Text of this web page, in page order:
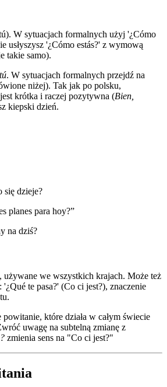
W sytuacjach formalnych użyj '¿Cómo
usłyszysz '¿Cómo estás?' z wymową
takie samo).
tú. W sytuacjach formalnych przejdź na
niżej). Tak jak po polsku,
krótka i raczej pozytywna (Bien,
kiepski dzień.
się dzieje?
planes para hoy?”
na dziś?
używane we wszystkich krajach. Może też
te pasa?' (Co ci jest?), znaczenie
które działa w całym świecie
uwagę na subtelną zmianę z
zmienia sens na "Co ci jest?"